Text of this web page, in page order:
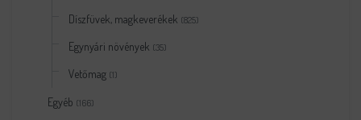
Díszfüvek, magkeverékek (825)
Egynyári növények (35)
Vetőmag (1)
Egyéb (166)